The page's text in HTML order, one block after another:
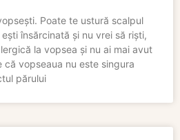
Poate te ustură scalpul
însărcinată și nu vrei să riști,
la vopsea și nu ai mai avut
că vopseaua nu este singura
părului